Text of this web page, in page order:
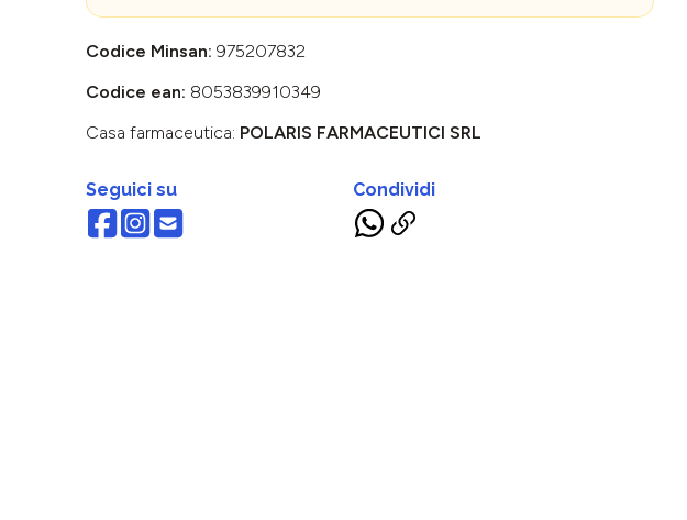
Codice Minsan: 975207832
Codice ean: 8053839910349
Casa farmaceutica: POLARIS FARMACEUTICI SRL
Seguici su Condividi